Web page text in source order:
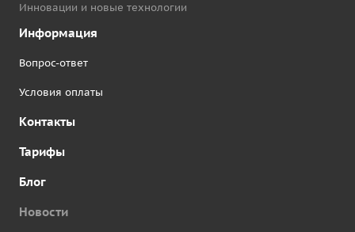
Инновации и новые технологии
Информация
Вопрос-ответ
Условия оплаты
Контакты
Тарифы
Блог
Новости